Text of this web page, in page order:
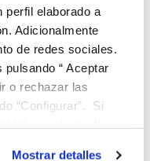
perfil elaborado a
Adicionalmente
de redes sociales.
“ Aceptar
o rechazar las
“Configurar”. Si
Mostrar detalles